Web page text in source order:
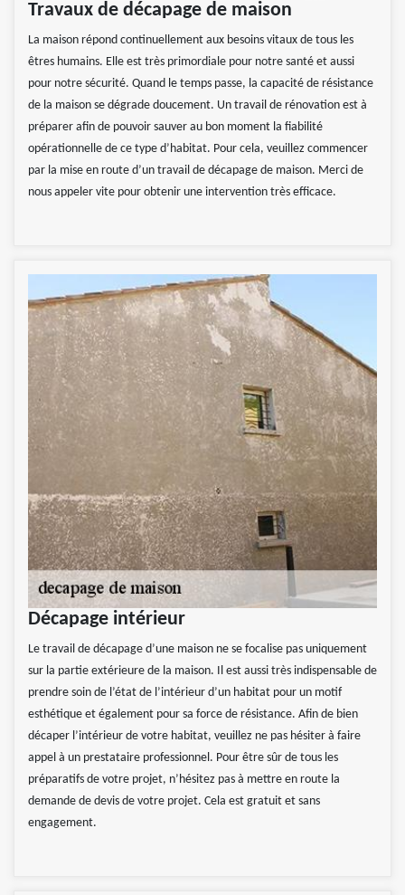
Travaux de décapage de maison
La maison répond continuellement aux besoins vitaux de tous les
êtres humains. Elle est très primordiale pour notre santé et aussi
pour notre sécurité. Quand le temps passe, la capacité de résistance
de la maison se dégrade doucement. Un travail de rénovation est à
préparer afin de pouvoir sauver au bon moment la fiabilité
opérationnelle de ce type d’habitat. Pour cela, veuillez commencer
par la mise en route d’un travail de décapage de maison. Merci de
nous appeler vite pour obtenir une intervention très efficace.
Décapage intérieur
Le travail de décapage d’une maison ne se focalise pas uniquement
sur la partie extérieure de la maison. Il est aussi très indispensable de
prendre soin de l’état de l’intérieur d’un habitat pour un motif
esthétique et également pour sa force de résistance. Afin de bien
décaper l’intérieur de votre habitat, veuillez ne pas hésiter à faire
appel à un prestataire professionnel. Pour être sûr de tous les
préparatifs de votre projet, n’hésitez pas à mettre en route la
demande de devis de votre projet. Cela est gratuit et sans
engagement.